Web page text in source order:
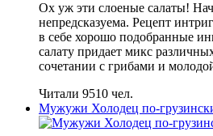
Ох уж эти слоеные салаты!
непредсказуема. Рецепт
в себе хорошо подобранные
салату придает микс
сочетании с грибами и
Читали 9510 чел.
Мужужи Холодец по-